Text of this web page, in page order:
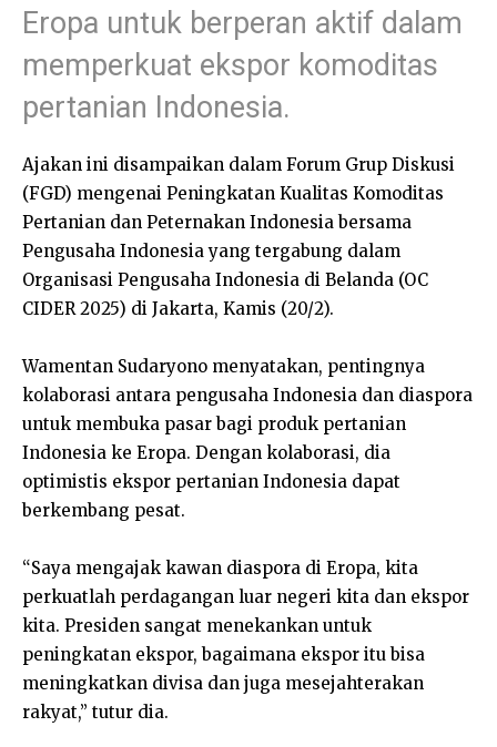
Eropa untuk berperan aktif dalam
memperkuat ekspor komoditas
pertanian Indonesia.
Ajakan ini disampaikan dalam Forum Grup Diskusi
(FGD) mengenai Peningkatan Kualitas Komoditas
Pertanian dan Peternakan Indonesia bersama
Pengusaha Indonesia yang tergabung dalam
Organisasi Pengusaha Indonesia di Belanda (OC
CIDER 2025) di Jakarta, Kamis (20/2).
Wamentan Sudaryono menyatakan, pentingnya
kolaborasi antara pengusaha Indonesia dan diaspora
untuk membuka pasar bagi produk pertanian
Indonesia ke Eropa. Dengan kolaborasi, dia
optimistis ekspor pertanian Indonesia dapat
berkembang pesat.
“Saya mengajak kawan diaspora di Eropa, kita
perkuatlah perdagangan luar negeri kita dan ekspor
kita. Presiden sangat menekankan untuk
peningkatan ekspor, bagaimana ekspor itu bisa
meningkatkan divisa dan juga mesejahterakan
rakyat,” tutur dia.